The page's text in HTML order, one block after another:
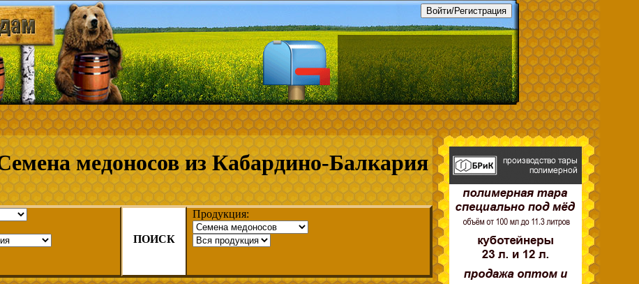
медоносов из Кабардино-Балкария
Продукция:
ПОИСК